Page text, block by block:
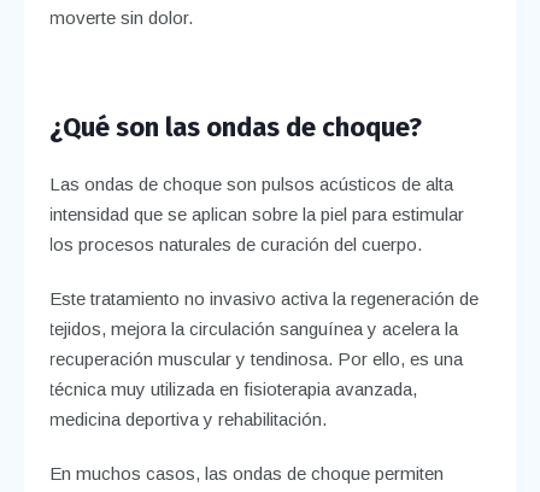
moverte sin dolor.
¿Qué son las ondas de choque?
Las ondas de choque son pulsos acústicos de alta
intensidad que se aplican sobre la piel para estimular
los procesos naturales de curación del cuerpo.
Este tratamiento no invasivo activa la regeneración de
tejidos, mejora la circulación sanguínea y acelera la
recuperación muscular y tendinosa. Por ello, es una
técnica muy utilizada en fisioterapia avanzada,
medicina deportiva y rehabilitación.
En muchos casos, las ondas de choque permiten